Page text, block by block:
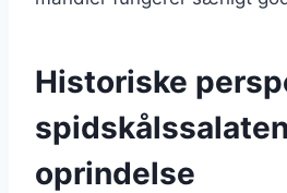
Historiske
oprindelse